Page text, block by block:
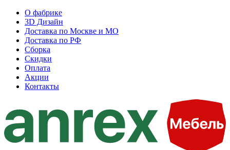
О фабрике
3D Дизайн
Доставка по Москве и МО
Доставка по РФ
Сборка
Скидки
Оплата
Акции
Контакты